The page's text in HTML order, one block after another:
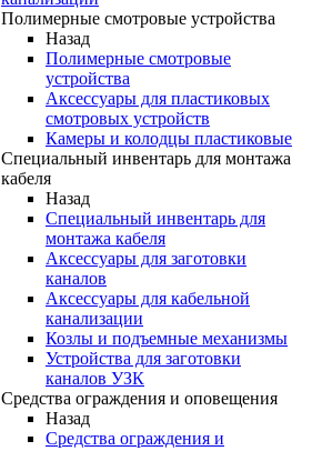
Полимерные смотровые устройства
Назад
Полимерные смотровые
устройства
Аксессуары для пластиковых
смотровых устройств
Камеры и колодцы пластиковые
Специальный инвентарь для монтажа
кабеля
Назад
Специальный инвентарь для
монтажа кабеля
Аксессуары для заготовки
каналов
Аксессуары для кабельной
канализации
Козлы и подъемные механизмы
Устройства для заготовки
каналов УЗК
Средства ограждения и оповещения
Назад
Средства ограждения и